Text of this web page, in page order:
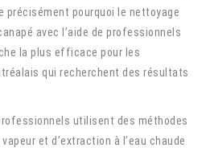
précisément pourquoi le nettoyage
avec l’aide de professionnels
la plus efficace pour les
qui recherchent des résultats
utilisent des méthodes
et d’extraction à l’eau chaude